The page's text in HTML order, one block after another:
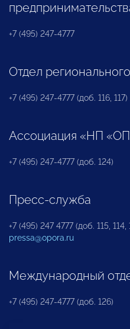
+7 (495) 247-4777
Отдел
+7 (495) 247-4777 (доб. 116, 117)
Ассоциация «НП
+7 (495) 247-4777 (доб. 124)
Пресс-служба
+7 (495) 247 4777 (доб. 115, 114,
pressa@opora.ru
Международный
+7 (495) 247-4777 (доб. 126)